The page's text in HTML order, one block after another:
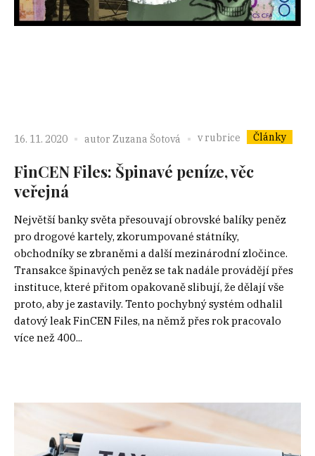
16. 11. 2020 autor Zuzana Šotová v rubrice Články
FinCEN Files: Špinavé peníze, věc
veřejná
Největší banky světa přesouvají obrovské balíky peněz
pro drogové kartely, zkorumpované státníky,
obchodníky se zbraněmi a další mezinárodní zločince.
Transakce špinavých peněz se tak nadále provádějí přes
instituce, které přitom opakovaně slibují, že dělají vše
proto, aby je zastavily. Tento pochybný systém odhalil
datový leak FinCEN Files, na němž přes rok pracovalo
více než 400...